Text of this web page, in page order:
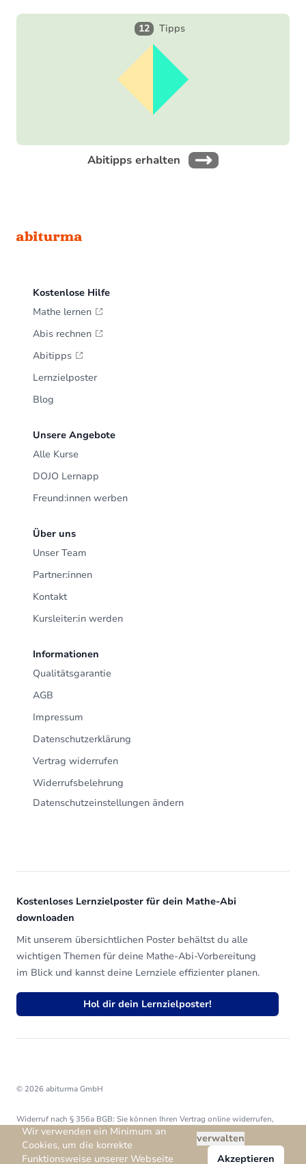
12 Tipps
Abitipps erhalten
Kostenlose Hilfe
Mathe lernen
Abis rechnen
Abitipps
Lernzielposter
Blog
Unsere Angebote
Alle Kurse
DOJO Lernapp
Freund:innen werben
Über uns
Unser Team
Partner:innen
Kontakt
Kursleiter:in werden
Informationen
Qualitätsgarantie
AGB
Impressum
Datenschutzerklärung
Vertrag widerrufen
Widerrufsbelehrung
Datenschutzeinstellungen ändern
Kostenloses Lernzielposter für dein Mathe-Abi
downloaden
Mit unserem übersichtlichen Poster behältst du alle
wichtigen Themen für deine Mathe-Abi-Vorbereitung
im Blick und kannst deine Lernziele effizienter planen.
Hol dir dein Lernzielposter!
© 2026 abiturma GmbH
Widerruf nach § 356a BGB: Sie können Ihren Vertrag online widerrufen,
ohne Anmeldung.
Vertrag widerrufen
Wir verwenden ein Minimum an
Cookies, um die korrekte
Funktionsweise unserer Webseite
verwalten
Akzeptieren